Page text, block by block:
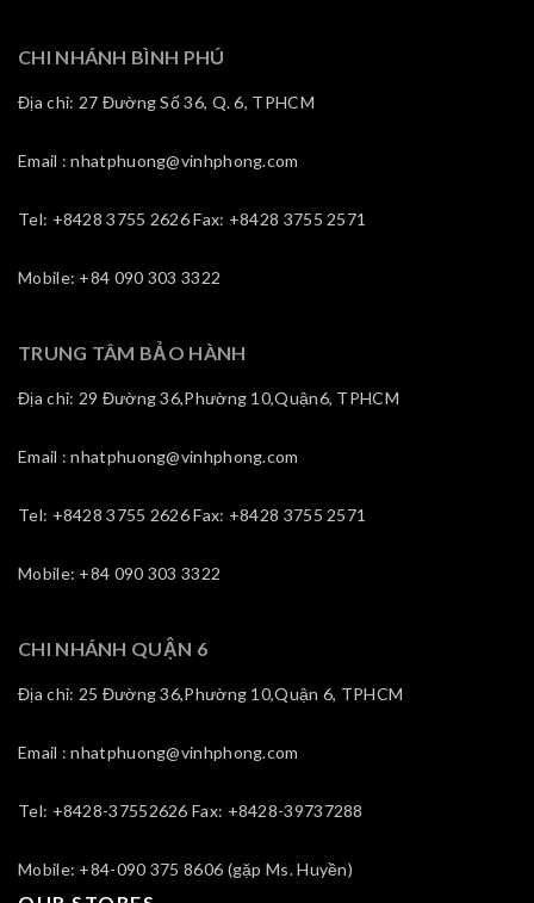
CHI NHÁNH BÌNH PHÚ
Địa chỉ: 27 Đường Số 36, Q. 6, TPHCM
Email : nhatphuong@vinhphong.com
Tel: +8428 3755 2626 Fax: +8428 3755 2571
Mobile: +84 090 303 3322
TRUNG TÂM BẢO HÀNH
Địa chỉ: 29 Đường 36,Phường 10,Quận6, TPHCM
Email : nhatphuong@vinhphong.com
Tel: +8428 3755 2626 Fax: +8428 3755 2571
Mobile: +84 090 303 3322
CHI NHÁNH QUẬN 6
Địa chỉ: 25 Đường 36,Phường 10,Quận 6, TPHCM
Email : nhatphuong@vinhphong.com
Tel: +8428-37552626 Fax: +8428-39737288
Mobile: +84-090 375 8606 (gặp Ms. Huyền)